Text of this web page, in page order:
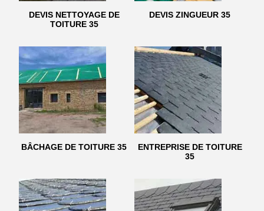
DEVIS NETTOYAGE DE
TOITURE 35
DEVIS ZINGUEUR 35
BÂCHAGE DE TOITURE 35
ENTREPRISE DE TOITURE
35